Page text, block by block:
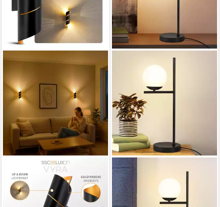
LED Wandleuchte VYRA LINE
Wandleuchte Innen schwarz
Wandlicht inkl. G9 LED 3W
ZMH
Tischleuchte Wohnzimmer
Industrial Nachttischlampe -
Modern mit Schalter